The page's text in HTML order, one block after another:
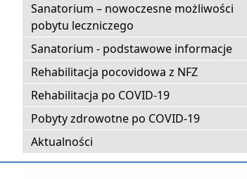
Sanatorium – nowoczesne możliwości
pobytu leczniczego
Sanatorium - podstawowe informacje
Rehabilitacja pocovidowa z NFZ
Rehabilitacja po COVID-19
Pobyty zdrowotne po COVID-19
Aktualności